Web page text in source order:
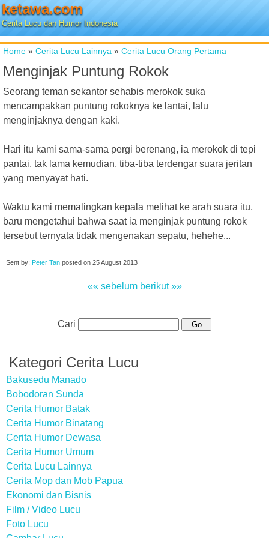
ketawa.com
Cerita Lucu dan Humor Indonesia
Home » Cerita Lucu Lainnya » Cerita Lucu Orang Pertama
Menginjak Puntung Rokok
Seorang teman sekantor sehabis merokok suka
mencampakkan puntung rokoknya ke lantai, lalu
menginjaknya dengan kaki.
Hari itu kami sama-sama pergi berenang, ia merokok di tepi
pantai, tak lama kemudian, tiba-tiba terdengar suara jeritan
yang menyayat hati.
Waktu kami memalingkan kepala melihat ke arah suara itu,
baru mengetahui bahwa saat ia menginjak puntung rokok
tersebut ternyata tidak mengenakan sepatu, hehehe...
Sent by: Peter Tan posted on 25 August 2013
«« sebelum berikut »»
Cari
Kategori Cerita Lucu
Bakusedu Manado
Bobodoran Sunda
Cerita Humor Batak
Cerita Humor Binatang
Cerita Humor Dewasa
Cerita Humor Umum
Cerita Lucu Lainnya
Cerita Mop dan Mob Papua
Ekonomi dan Bisnis
Film / Video Lucu
Foto Lucu